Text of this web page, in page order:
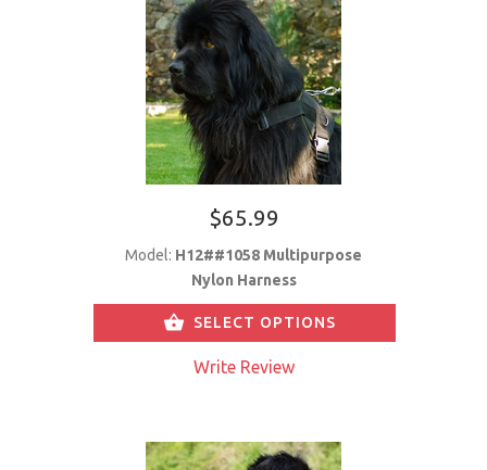
$65.99
Model: H12##1058 Multipurpose
Nylon Harness
SELECT OPTIONS
Write Review